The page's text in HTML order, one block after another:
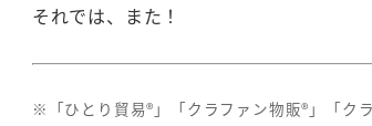
それでは、また！
※「ひとり貿易®」「クラファン物販®」「ク